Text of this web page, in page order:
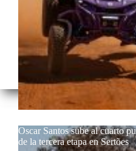
Oscar Santos sube al cuarto
de la tercera etapa en Sertões